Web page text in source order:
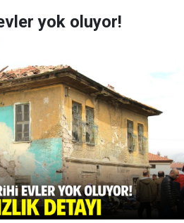
yok oluyor!